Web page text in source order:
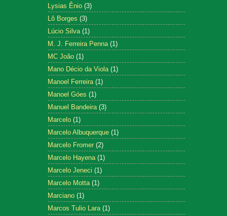
Lysias Ênio (3)
Lô Borges (3)
Lúcio Silva (1)
M. J. Ferreira Penna (1)
MC João (1)
Mano Décio da Viola (1)
Manoel Ferreira (1)
Manoel Góes (1)
Manuel Bandeira (3)
Marcelo (1)
Marcelo Albuquerque (1)
Marcelo Fromer (2)
Marcelo Hayena (1)
Marcelo Jeneci (1)
Marcelo Motta (1)
Marciano (1)
Marcos Tulio Lara (1)